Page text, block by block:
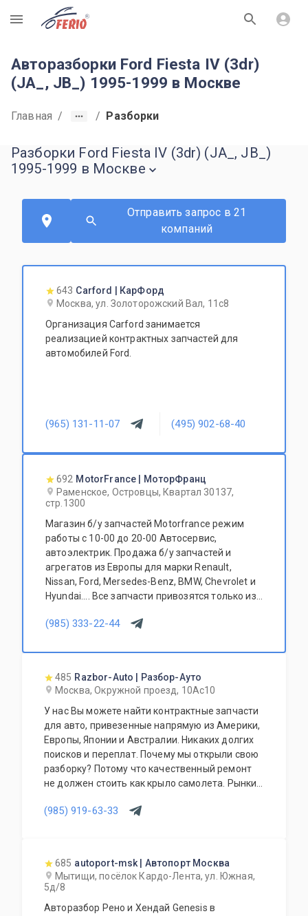
R
Авторазборки Ford Fiesta IV (3dr)
(JA_, JB_) 1995-1999 в Москве
Главная / / Разборки
Разборки Ford Fiesta IV (3dr) (JA_, JB_)
1995-1999 в Москве
Отправить запрос в 21
компаний
643 Carford | КарФорд
Москва, ул. Золоторожский Вал, 11с8
Организация Carford занимается
реализацией контрактных запчастей для
автомобилей Ford.
(965) 131-11-07 (495) 902-68-40
692 MotorFrance | МоторФранц
Раменское, Островцы, Квартал 30137,
стр.1300
Магазин б/у запчастей Motorfrance режим
работы с 10-00 до 20-00 Автосервис,
автоэлектрик. Продажа б/у запчастей и
агрегатов из Европы для марки Renault,
Nissan, Ford, Mersedes-Benz, BMW, Chevrolet и
Hyundai.... Все запчасти привозятся только из
(985) 333-22-44
485 Razbor-Auto | Разбор-Ауто
Москва, Окружной проезд, 10Ас10
У нас Вы можете найти контрактные запчасти
для авто, привезенные напрямую из Америки,
Европы, Японии и Австралии. Никаких долгих
поисков и переплат. Почему мы открыли свою
разборку? Потому что качественный ремонт
не должен стоить как крыло самолета. Рынки
отличных доноров с живыми узлами. Мы
(985) 919-63-33
685 autoport-msk | Автопорт Москва
Мытищи, посёлок Кардо-Лента, ул. Южная,
5д/8
Авторазбор Рено и Хендай Genesis в